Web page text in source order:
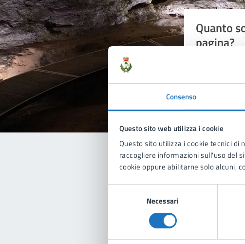
Consenso
Questo sito web utilizza i cookie
Questo sito utilizza i cookie tecnici di
raccogliere informazioni sull'uso del
cookie oppure abilitarne solo alcuni,
Necessari
Quanto
pagina?
Valuta
Valuta 1